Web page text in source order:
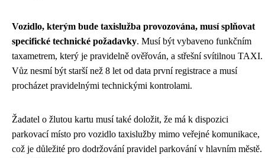
Vozidlo, kterým bude taxislužba provozována, musí splňovat
specifické technické požadavky. Musí být vybaveno funkčním
taxametrem, který je pravidelně ověřován, a střešní svítilnou TAXI.
Vůz nesmí být starší než 8 let od data první registrace a musí
procházet pravidelnými technickými kontrolami.
Žadatel o žlutou kartu musí také doložit, že má k dispozici
parkovací místo pro vozidlo taxislužby mimo veřejné komunikace,
což je důležité pro dodržování pravidel parkování v hlavním městě.